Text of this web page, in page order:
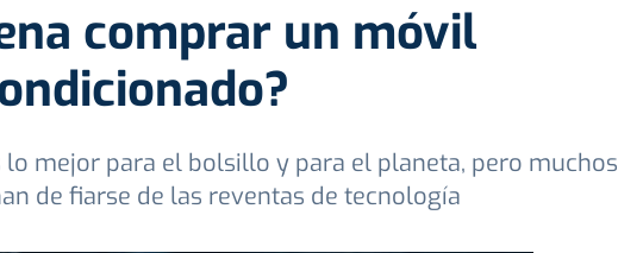
comprar un móvil
mejor para el bolsillo y para el planeta, pero muchos
de fiarse de las reventas de tecnología